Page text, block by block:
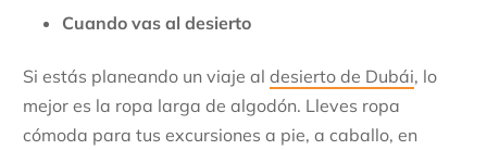
Cuando vas al desierto
Si estás planeando un viaje al desierto de Dubái, lo
mejor es la ropa larga de algodón. Lleves ropa
cómoda para tus excursiones a pie, a caballo, en